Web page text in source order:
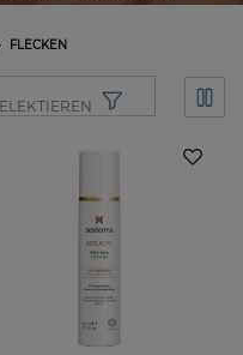
FLECKEN